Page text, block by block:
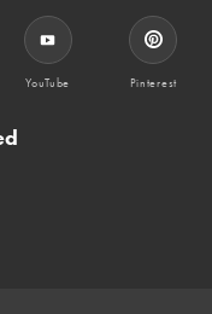
YouTube Pinterest